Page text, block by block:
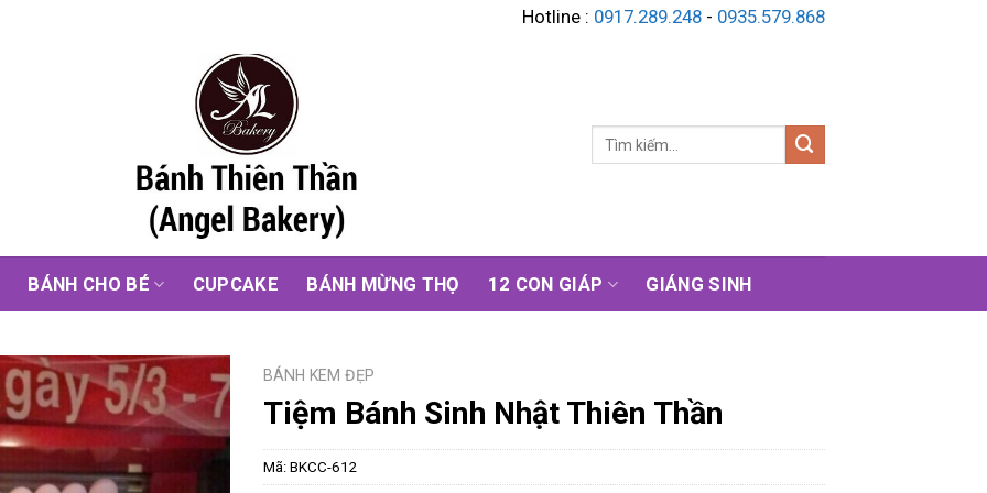
Hotline : 0917.289.248 - 0935.579.868
Tìm
BÁNH CHO BÉ CUPCAKE BÁNH MỪNG THỌ 12 CON GIÁP GIÁNG SINH
BÁNH KEM ĐẸP
Tiệm Bánh Sinh Nhật Thiên Thần
Mã: BKCC-612